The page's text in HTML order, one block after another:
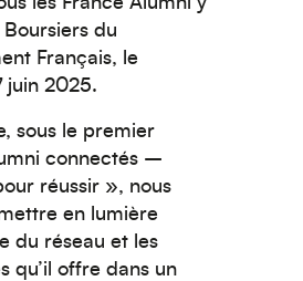
du
Français, le
juin 2025.
sous le premier
connectés –
réussir », nous
en lumière
du réseau et les
qu’il offre dans un